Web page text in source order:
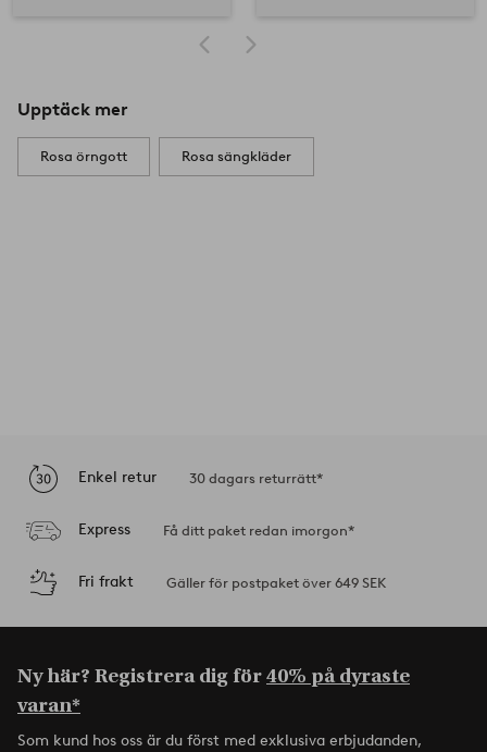
Upptäck mer
Rosa örngott Rosa sängkläder
Enkel retur 30 dagars returrätt*
Express Få ditt paket redan imorgon*
Fri frakt Gäller för postpaket över 649 SEK
Ny här? Registrera dig för40% på dyraste
varan*
Som kund hos oss är du först med exklusiva erbjudanden,